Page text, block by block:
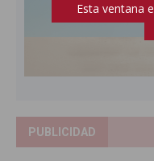
PUBLICIDAD
Esta ventana